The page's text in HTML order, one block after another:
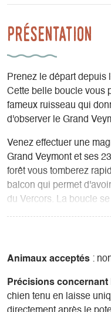
Présentation
Prenez le départ depuis
Cette belle boucle vous
fameux ruisseau qui
d'observer le Grand
Venez effectuer une
Grand Veymont et ses
forêt vous tomberez
balcon qui permet
du Vercors. La boucle
de la ville qui sera le
Animaux acceptés :
Précisions concernant
chien tenu en laisse